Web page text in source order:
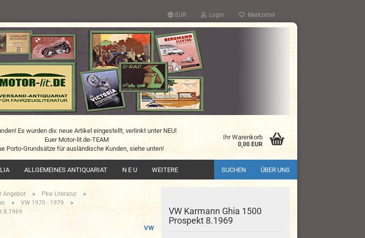
EUR Login Merkzettel
Es wurden div. neue Artikel eingestellt, verlinkt unter NEU!
Euer Motor-lit.de-TEAM
Porto-Grundsätze für ausländische Kunden, siehe unten!
Ihr Warenkorb
0,00 EUR
ALLGEMEINES ANTIQUARIAT N E U SUCHEN ÜBER UNS
WEITERE
Angebot » Pkw Literatur »
» VW 1970 - 1979 »
8.1969
VW
VW Karmann Ghia 1500
Prospekt 8.1969